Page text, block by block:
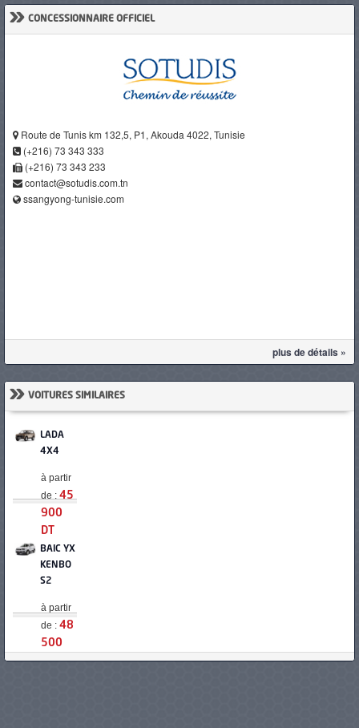
» CONCESSIONNAIRE OFFICIEL
Route de Tunis km 132,5, P1, Akouda 4022, Tunisie
(+216) 73 343 333
(+216) 73 343 233
contact@sotudis.com.tn
ssangyong-tunisie.com
plus de détails »
» VOITURES SIMILAIRES
LADA
4X4
à partir
de : 45
900
DT
BAIC YX
KENBO
S2
à partir
de : 48
500
DT